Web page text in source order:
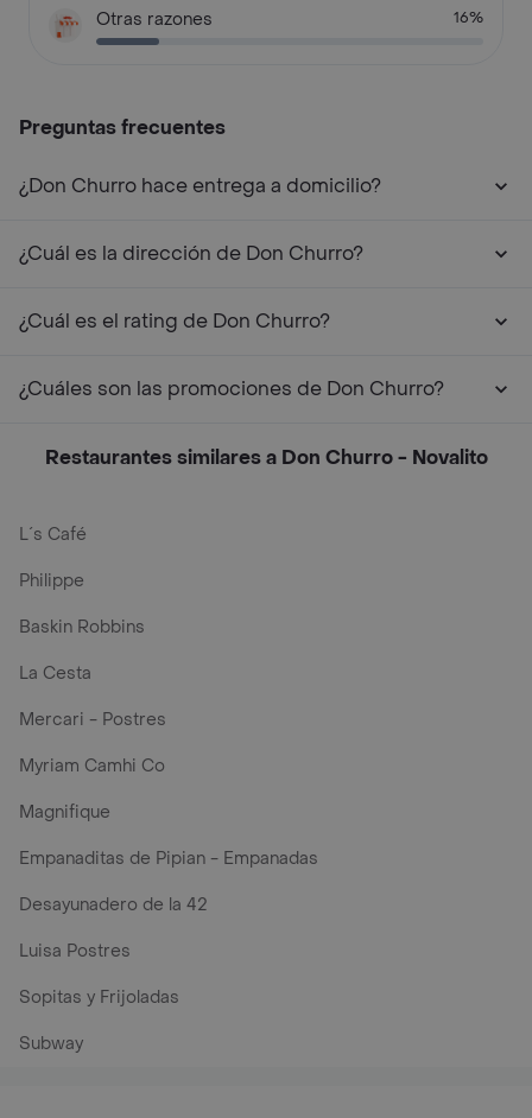
Otras razones 16%
Preguntas frecuentes
¿Don Churro hace entrega a domicilio?
¿Cuál es la dirección de Don Churro?
¿Cuál es el rating de Don Churro?
¿Cuáles son las promociones de Don Churro?
Restaurantes similares a Don Churro - Novalito
L´s Café
Philippe
Baskin Robbins
La Cesta
Mercari - Postres
Myriam Camhi Co
Magnifique
Empanaditas de Pipian - Empanadas
Desayunadero de la 42
Luisa Postres
Sopitas y Frijoladas
Subway